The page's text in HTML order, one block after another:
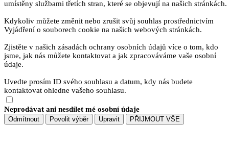
umístěny službami třetích stran, které se objevují na našich stránkách.
Kdykoliv můžete změnit nebo zrušit svůj souhlas prostřednictvím
Vyjádření o souborech cookie na našich webových stránkách.
Zjistěte v našich zásadách ochrany osobních údajů více o tom, kdo
jsme, jak nás můžete kontaktovat a jak zpracováváme vaše osobní
údaje.
Uvedte prosím ID svého souhlasu a datum, kdy nás budete
kontaktovat ohledne vašeho souhlasu.
Neprodávat ani nesdílet mé osobní údaje
Odmítnout Povolit výběr Upravit PŘIJMOUT VŠE